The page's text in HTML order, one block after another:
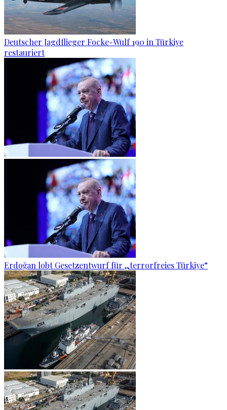
Deutscher Jagdflieger Focke-Wulf 190 in Türkiye
restauriert
Erdoğan lobt Gesetzentwurf für „terrorfreies Türkiye“